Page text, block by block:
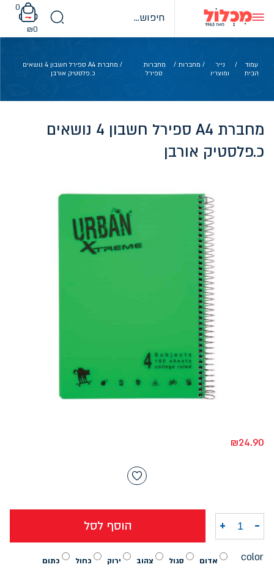
content
0
₪0
עמוד
הבית
/
נייר
ומוצריו
/ מחברות/
מחברות
ספירל
/ מחברת A4 ספירל חשבון 4 נושאים
כ.פלסטיק אורבן
מחברת A4 ספירל חשבון 4 נושאים
כ.פלסטיק אורבן
₪24.90
color אדום סגול צהוב ירוק כחול כתום
- כמות של מחברת A4 ספירל חשבון 4 נושאים כ.פלסטיק אורבן
+ הוסף לסל